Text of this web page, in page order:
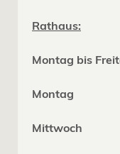
Rathaus:
Montag bis
Montag
Mittwoch